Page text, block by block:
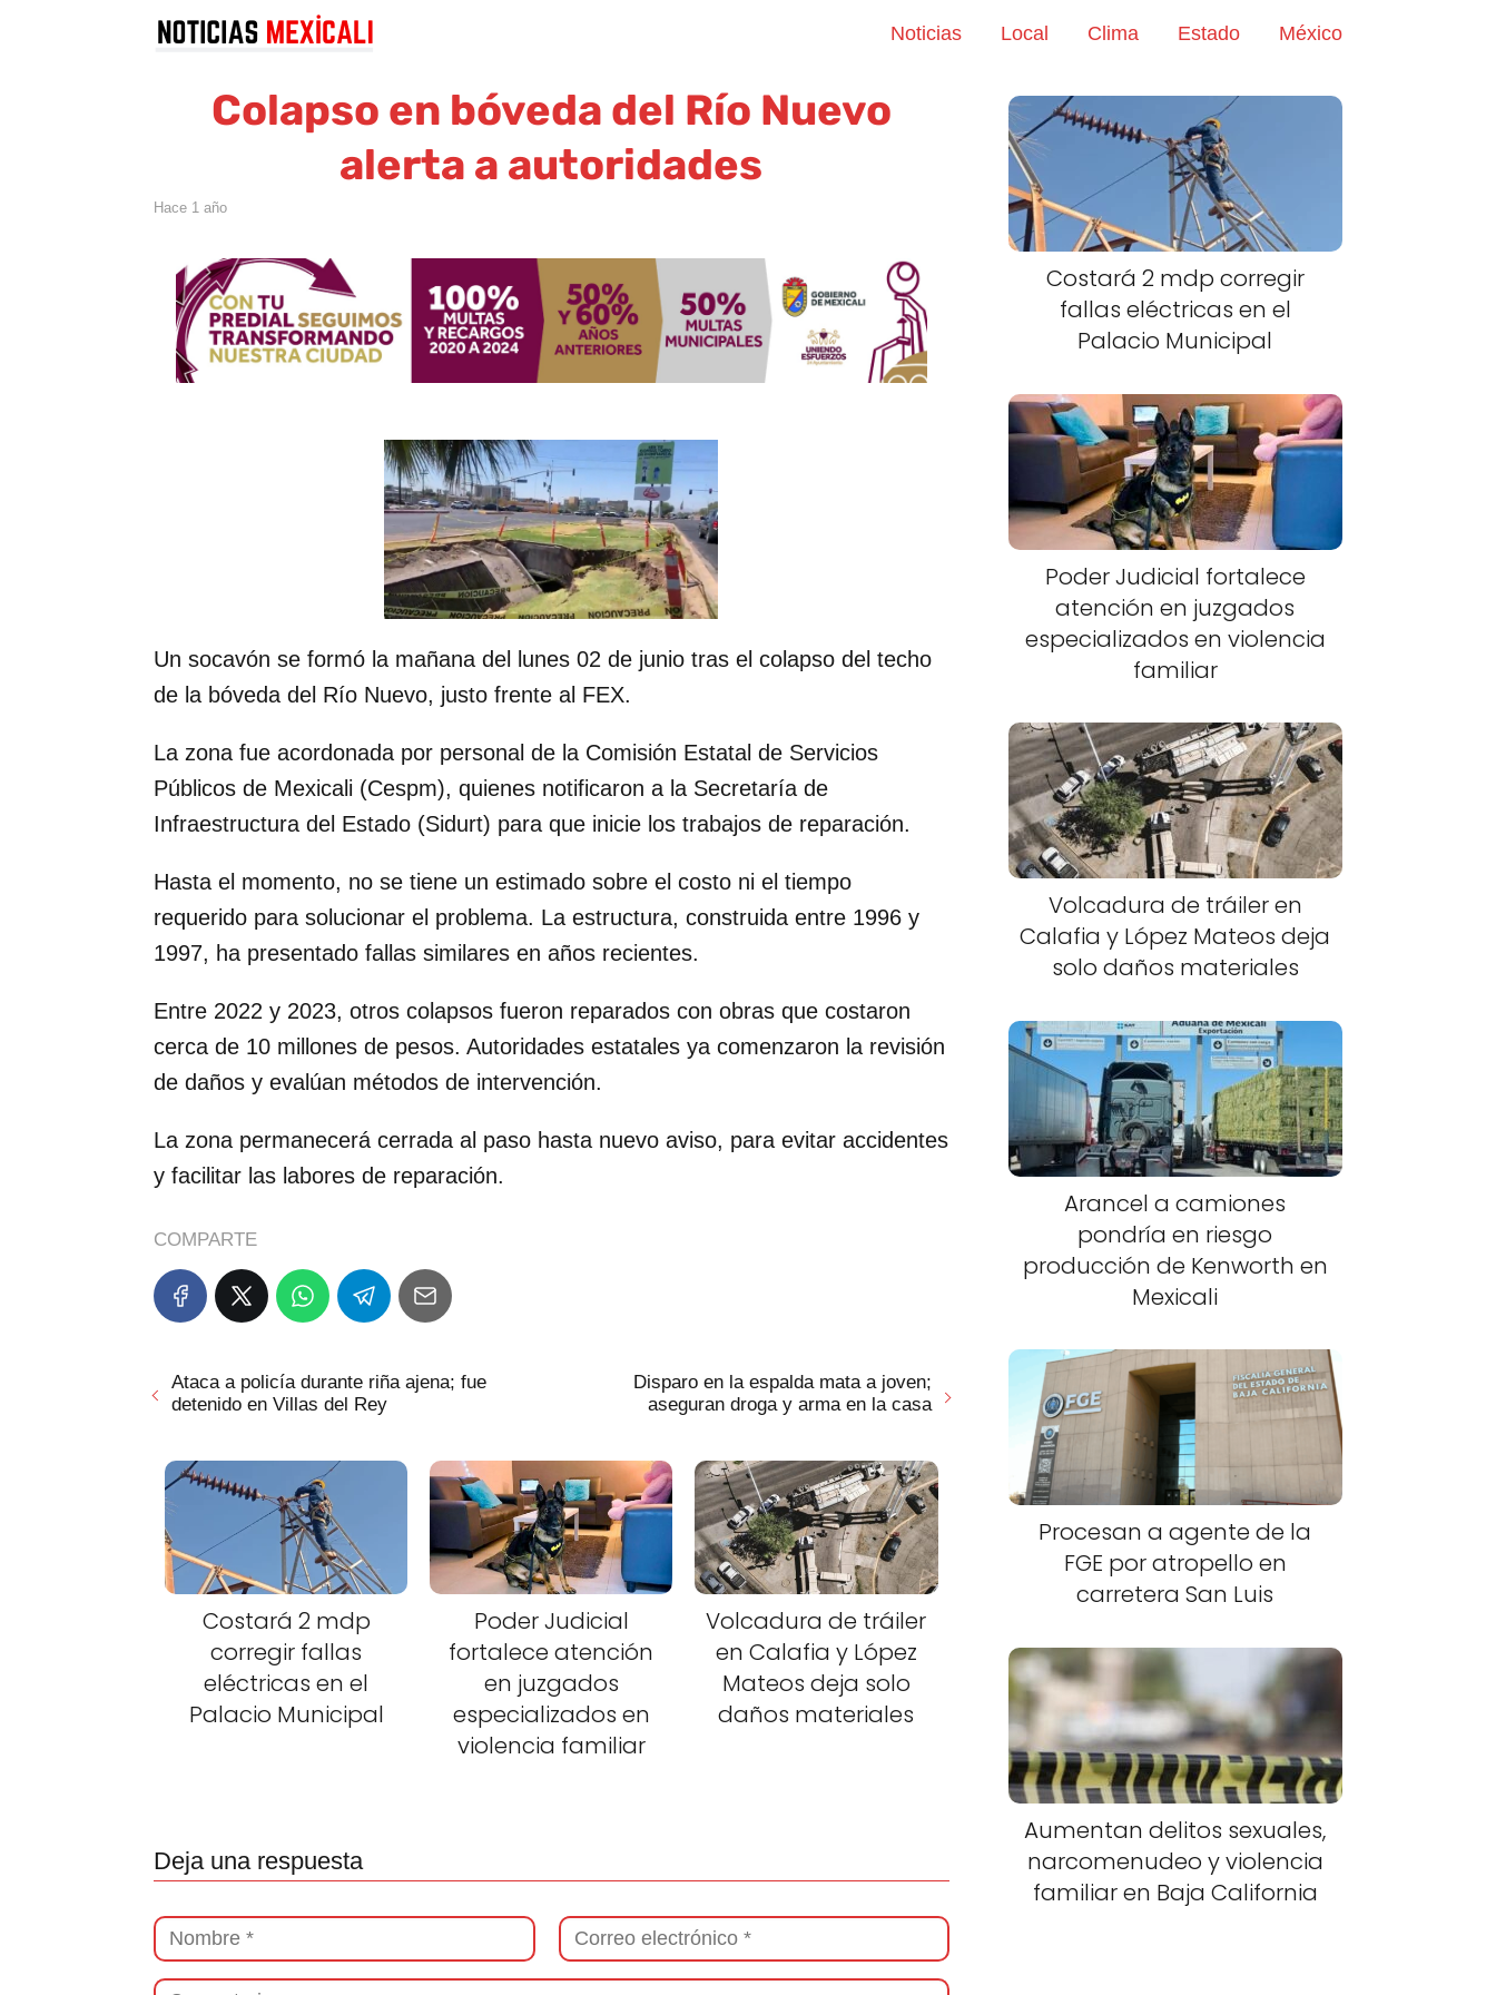
Noticias Local Clima Estado México
Colapso en bóveda del Río Nuevo
alerta a autoridades
hace 1 año
Un socavón se formó la mañana del lunes 02 de junio tras el colapso del techo
de la bóveda del Río Nuevo, justo frente al FEX.
La zona fue acordonada por personal de la Comisión Estatal de Servicios
Públicos de Mexicali (Cespm), quienes notificaron a la Secretaría de
Infraestructura del Estado (Sidurt) para que inicie los trabajos de reparación.
Hasta el momento, no se tiene un estimado sobre el costo ni el tiempo
requerido para solucionar el problema. La estructura, construida entre 1996 y
1997, ha presentado fallas similares en años recientes.
Entre 2022 y 2023, otros colapsos fueron reparados con obras que costaron
cerca de 10 millones de pesos. Autoridades estatales ya comenzaron la revisión
de daños y evalúan métodos de intervención.
La zona permanecerá cerrada al paso hasta nuevo aviso, para evitar accidentes
y facilitar las labores de reparación.
COMPARTE
Ataca a policía durante riña ajena; fue
detenido en Villas del Rey
Disparo en la espalda mata a joven;
aseguran droga y arma en la casa
Costará 2 mdp
corregir fallas
eléctricas en el
Palacio Municipal
Poder Judicial
fortalece atención
en juzgados
especializados en
violencia familiar
Volcadura de tráiler
en Calafia y López
Mateos deja solo
daños materiales
Deja una respuesta
Costará 2 mdp corregir
fallas eléctricas en el
Palacio Municipal
Poder Judicial fortalece
atención en juzgados
especializados en violencia
familiar
Volcadura de tráiler en
Calafia y López Mateos deja
solo daños materiales
Arancel a camiones
pondría en riesgo
producción de Kenworth en
Mexicali
Procesan a agente de la
FGE por atropello en
carretera San Luis
Aumentan delitos sexuales,
narcomenudeo y violencia
familiar en Baja California